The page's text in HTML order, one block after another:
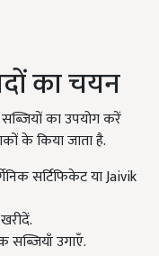
का चयन
का उपयोग करें
के किया जाता है.
सर्टिफिकेट या Jaivik
उगाएँ.